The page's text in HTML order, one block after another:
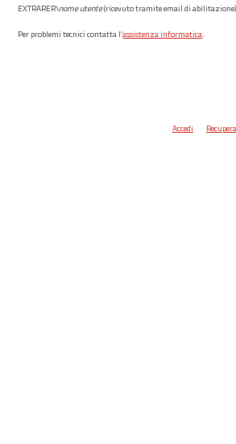
EXTRARER\nome utente(ricevuto tramite email di abilitazione)
Per problemi tecnici contatta l’assistenza informatica.
Accedi